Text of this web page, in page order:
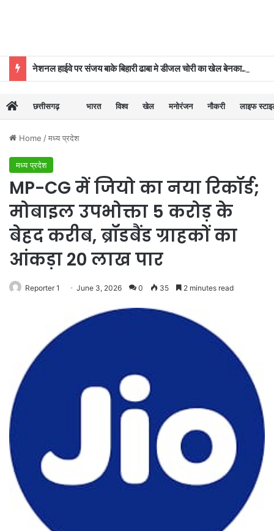
नेशनल हाईवे पर संजय बाके बिहारी ढाबा मे डीजल चोरी का खेल बेनकाब, पुलिस की कार्रवाई से मचा हड़कंप
छत्तीसगढ़ भारत विश्व खेल मनोरंजन नौकरी लाइफ
Home /मध्य प्रदेश
मध्य प्रदेश
MP-CG में जियो का नया रिकॉर्ड;
मोबाइल उपभोक्ता 5 करोड़ के
बेहद करीब, ब्रॉडबैंड ग्राहकों का
आंकड़ा 20 लाख पार
Reporter 1 June 3, 2026 0 35 2 minutes read